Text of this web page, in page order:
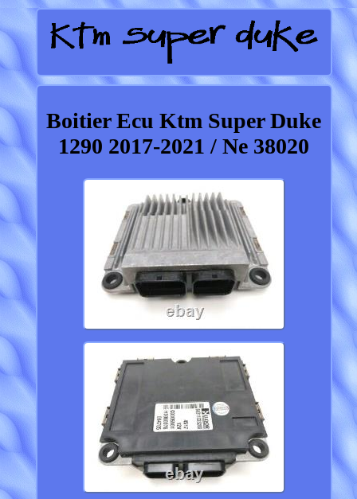
Boitier Ecu Ktm Super Duke
1290 2017-2021 / Ne 38020